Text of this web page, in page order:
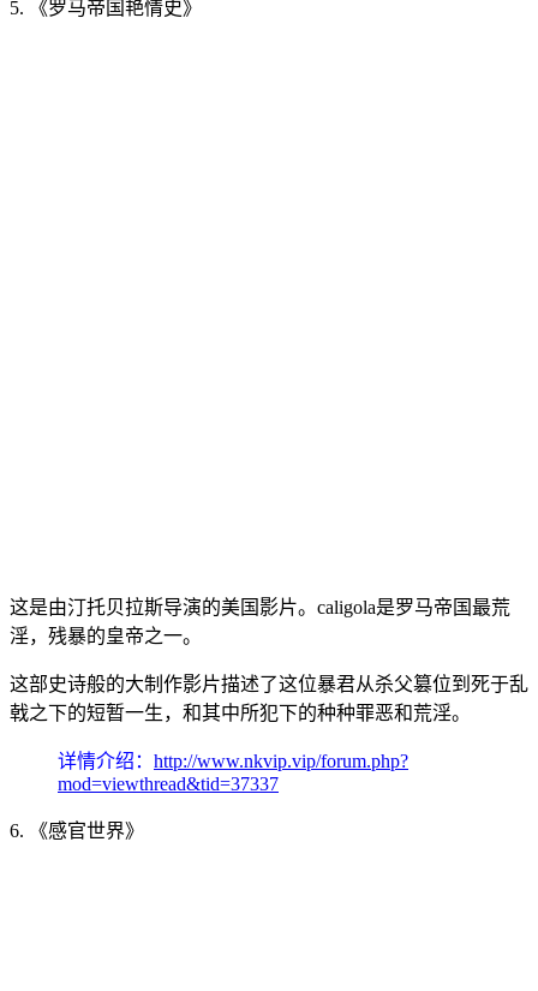
5. 《罗马帝国艳情史》
这是由汀托贝拉斯导演的美国影片。caligola是罗马帝国最荒
淫，残暴的皇帝之一。
这部史诗般的大制作影片描述了这位暴君从杀父篡位到死于乱
戟之下的短暂一生，和其中所犯下的种种罪恶和荒淫。
详情介绍： http://www.nkvip.vip/forum.php?
mod=viewthread&tid=37337
6. 《感官世界》